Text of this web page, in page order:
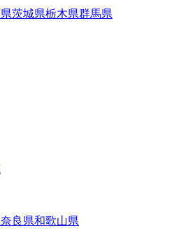
茨城県栃木県群馬県
奈良県和歌山県